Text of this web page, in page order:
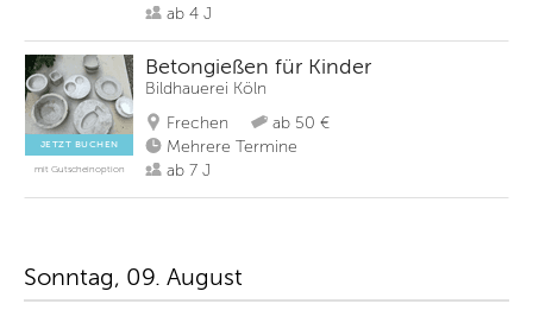
ab 4 J
JETZT BUCHEN
mit Gutscheinoption
Betongießen für Kinder
Bildhauerei Köln
Frechen
ab 50 €
Mehrere Termine
ab 7 J
Sonntag, 09. August